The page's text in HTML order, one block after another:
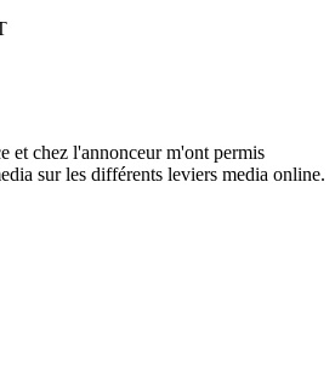
et chez l'annonceur m'ont permis
sur les différents leviers media online.